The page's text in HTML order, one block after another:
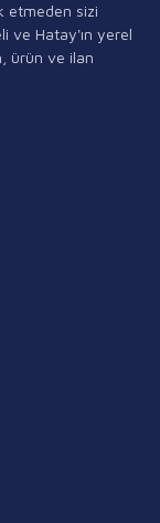
etmeden sizi
ve Hatay'ın yerel
ürün ve ilan